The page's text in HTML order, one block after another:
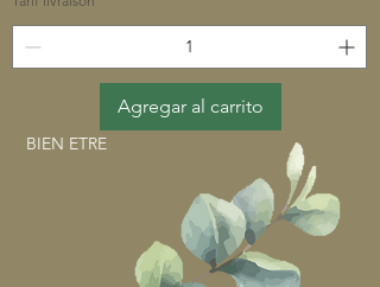
Agregar al carrito
BIEN ETRE